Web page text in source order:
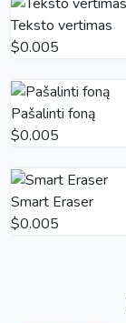
Teksto vertimas
$0.005
Pašalinti foną
$0.005
Smart Eraser
$0.005